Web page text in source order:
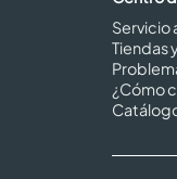
Servicio
Tiendas
¿Cómo